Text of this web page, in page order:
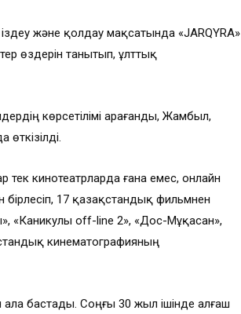
және қолдау мақсатында «JARQYRA»
өздерін танытып, ұлттық
көрсетілімі Қарағанды, Жамбыл,
тек кинотеатрларда ғана емес, онлайн
17 қазақстандық фильмнен
«Каникулы off-line 2», «Дос-Мұқасан»,
кинематографияның
бастады. Соңғы 30 жыл ішінде алғаш